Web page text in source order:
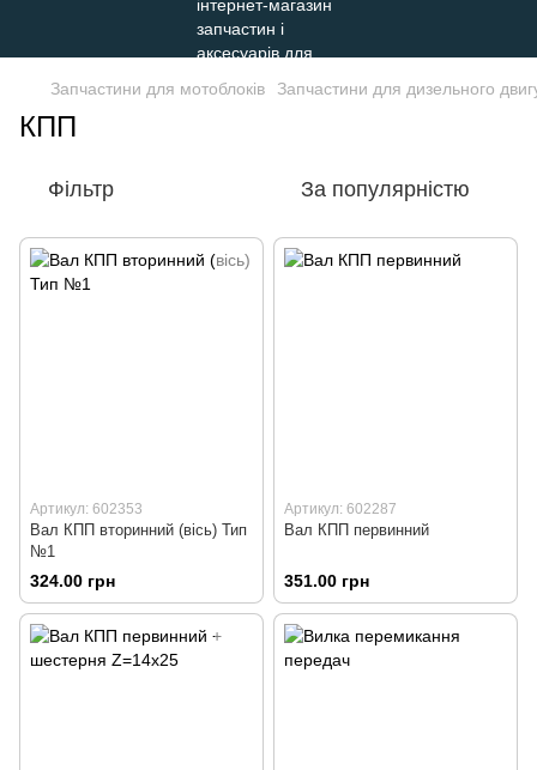
Запчастини для мотоблоків Запчастини для дизельного
КПП
Фільтр За популярністю
Артикул: 602353
Вал КПП вторинний (вісь) Тип
№1
324.00 грн
Артикул: 602287
Вал КПП первинний
351.00 грн